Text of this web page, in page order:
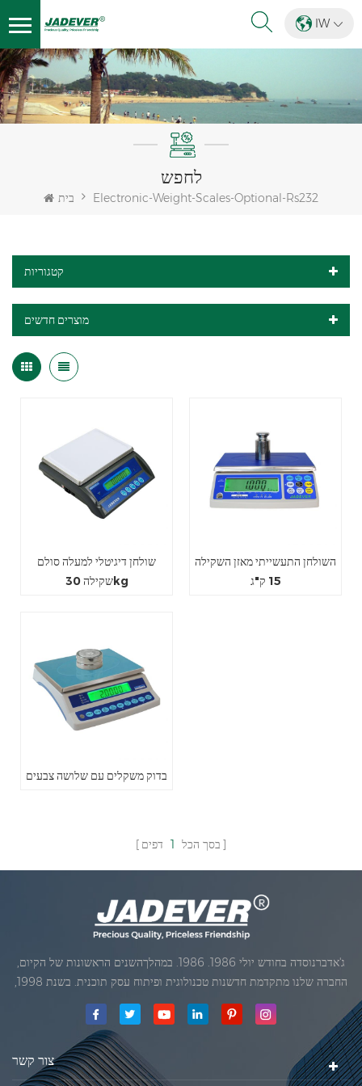
IW
לחפש
בית Electronic-Weight-Scales-Optional-Rs232
קטגוריות
מוצרים חדשים
שולחן דיגיטלי למעלה סולם
שקילה 30kg
השולחן התעשייתי מאזן השקילה
15 ק"ג
בדוק משקלים עם שלושה צבעים
בסך הכל 1 דפים
ג'אדברנוסדה בחודש יולי 1986. 1986. במהלךהשנים הראשונות של הקיום,
החברה שלנו מתקדמת חדשנות טכנולוגית ופיתוח עסק תוכנית. בשנת 1998,
החברה שלנו השיגה את המטרה האיכותי, כאשר הראשון של המוצרים שלנו
ג'אדברסולם ושות 'בע"מהיה
צור קשר